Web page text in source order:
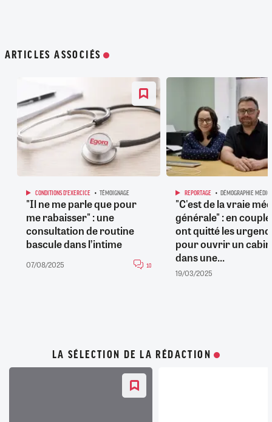
ARTICLES ASSOCIÉS
CONDITIONS D'EXERCICE TÉMOIGNAGE
"Il ne me parle que pour
me rabaisser" : une
consultation de routine
bascule dans l’intime
07/08/2025 10
REPORTAGE DÉMOGRAPHIE
"C'est de la vraie
générale" : en
ont quitté les
pour ouvrir un
dans une...
19/03/2025
LA SÉLECTION DE LA RÉDACTION